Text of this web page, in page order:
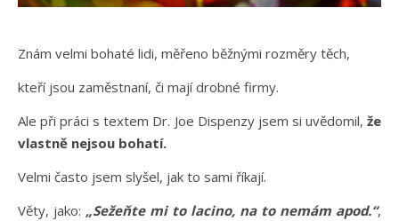
Znám velmi bohaté lidi, měřeno běžnými rozměry těch,
kteří jsou zaměstnaní, či mají drobné firmy.
Ale při práci s textem Dr. Joe Dispenzy jsem si uvědomil, že
vlastně nejsou bohatí.
Velmi často jsem slyšel, jak to sami říkají.
Věty, jako: „Sežeňte mi to lacino, na to nemám apod.“,